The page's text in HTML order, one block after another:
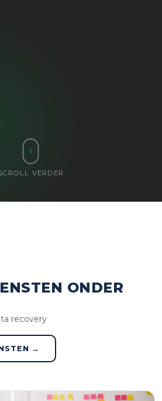
VERDER
ONDER
recovery
→